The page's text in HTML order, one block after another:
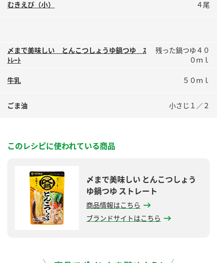
むきえび（小） ４尾
〆まで美味しい とんこつしょうゆ鍋つゆ ｽ
ﾄﾚｰﾄ
残った鍋つゆ４０
０ｍｌ
牛乳 ５０ｍｌ
ごま油 小さじ１／２
このレシピに使われている商品
〆まで美味しい とんこつしょう
ゆ鍋つゆ ストレート
商品情報はこちら
ブランドサイトはこちら